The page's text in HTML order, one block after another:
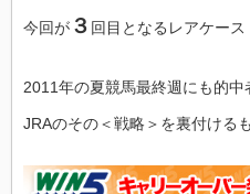
今回が ３ 回目となるレアケース
2011年の夏競馬最終週にも的中
JRAのその＜戦略＞を裏付ける